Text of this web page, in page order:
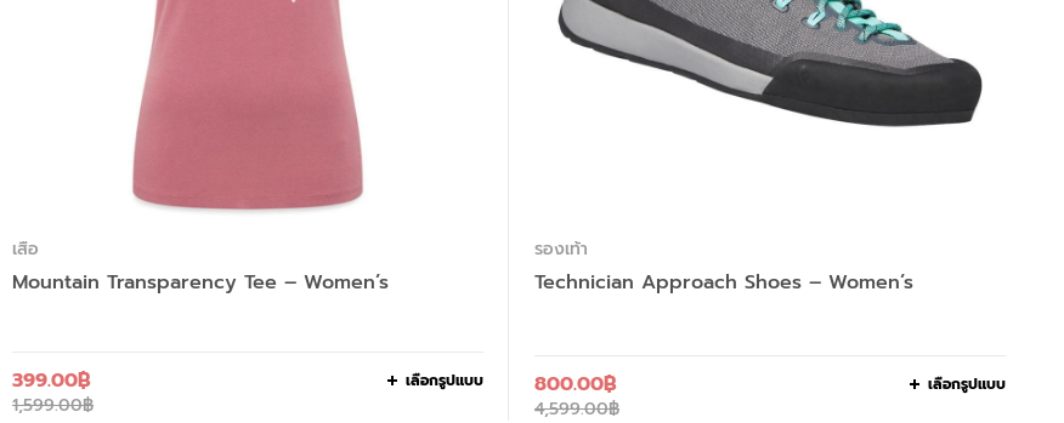
เสื้อ
Mountain Transparency Tee – Women’s
1,599.00฿
399.00฿ เลือกรูปแบบ
รองเท้า
Technician Approach Shoes – Women’s
4,599.00฿
800.00฿ เลือกรูปแบบ